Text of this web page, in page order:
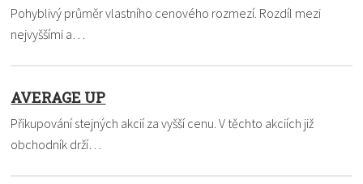
Pohyblivý průměr vlastního cenového rozmezí. Rozdíl mezi
nejvyššími a…
AVERAGE UP
Přikupování stejných akcií za vyšší cenu. V těchto akciích již
obchodník drží…